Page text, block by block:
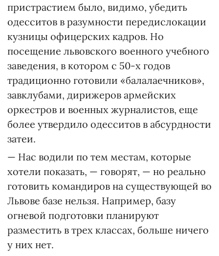
пристрастием было, видимо, убедить
одесситов в разумности передислокации
кузницы офицерских кадров. Но
посещение львовского военного учебного
заведения, в котором с 50-х годов
традиционно готовили «балалаечников»,
завклубами, дирижеров армейских
оркестров и военных журналистов, еще
более утвердило одесситов в абсурдности
затеи.
— Нас водили по тем местам, которые
хотели показать, — говорят, — но реально
готовить командиров на существующей во
Львове базе нельзя. Например, базу
огневой подготовки планируют
разместить в трех классах, больше ничего
у них нет.